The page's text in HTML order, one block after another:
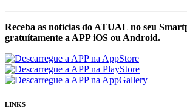
Receba as notícias do ATUAL no seu
gratuítamente a APP iOS ou Android.
LINKS